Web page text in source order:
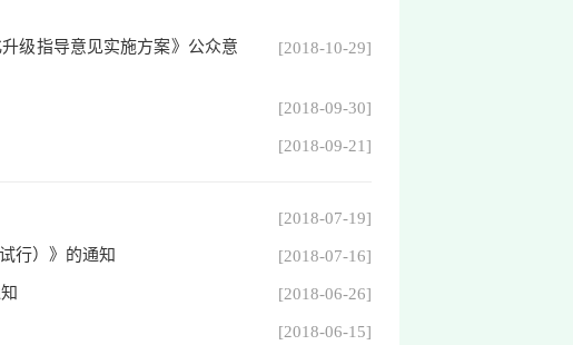
级指导意见实施方案》公众意
[2018-10-29]
[2018-09-30]
[2018-09-21]
[2018-07-19]
行）》的通知 [2018-07-16]
[2018-06-26]
[2018-06-15]